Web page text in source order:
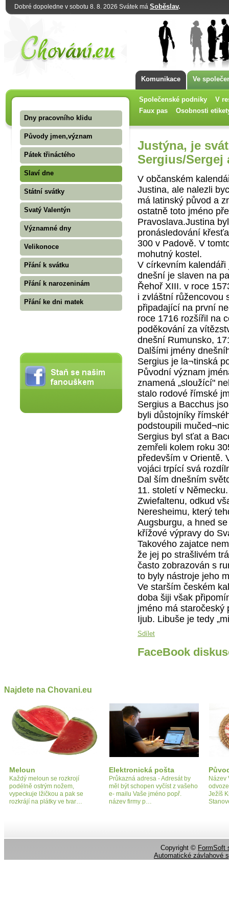
Dobré dopoledne v sobotu 8. 8. 2026 Svátek má Soběslav.
Komunikace Ve
Společenské podniky
V
Faux pas
Osobnosti
Dny pracovního klidu
Původy jmen,význam
Pátek třináctého
Slaví dne
Státní svátky
Svatý Valentýn
Významné dny
Velikonoce
Přání k svátku
Přání k narozeninám
Přání ke dni matek
Justýna, je
Sergius/Sergej
V občanském
Justina, ale na­lezli
má latinský původ a
ostatně toto jméno
Pravoslava.Justina
pronásledování
300 v Padově. V
mohutný kostel.
V církevním kalendáři
dnešní je slaven na
Řehoř XIII. v roce
i zvláštní růžencovou
připadající na první
roce 1716 rozšířil na
poděkování za
dnešní Rumunsko,
Dalšími jmény
Sergius je la¬tinská
Původní význam
znamená „sloužící"
stalo rodové římské
Sergius a Bacchus
byli důstojníky
podstoupili
Sergius byl sťat a
zemřeli kolem roku
především v Orientě.
vojáci trpící svá
Dal ším dnešním
11. století v
Zwiefaltenu, odkud
Neresheimu, který
Augsburgu, a hned
křížové výpravy do
Takového zajatce
že jej po strašlivém
často zobrazován s
to byly nástroje jeho
Ve starším českém
doba šiji však
jméno má staročeský
Ijub. Libuše je tedy
Sdílet
FaceBook
Najdete na Chovani.eu
Meloun
Každý meloun se rozkrojí
podélně ostrým nožem,
vypeckuje lžičkou a pak se
rozkrájí na plátky ve tvar…
Elektronická pošta
Průkazná adresa - Adresát by
měl být schopen vyčíst z vašeho
e- mailu Vaše jméno popř.
název firmy p…
Název
Ježíš
Copyright © FormSoft
Automatické závlahové